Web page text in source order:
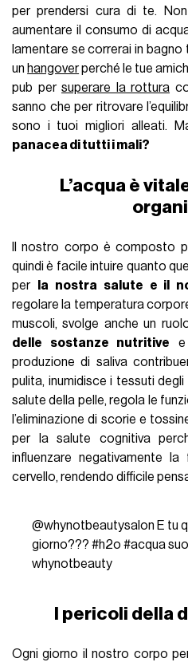
per prendersi cura di te. Non
aumentare il consumo di
lamentare se correrai in
un hangoverperché le tue
pub persuperare la rottura
sanno che per ritrovare
sono i tuoi migliori alleati.
panacea di tutti i mali?
L’acqua è
Il nostro corpo è composto
quindi è facile intuire quanto
per
la nostra salute e il
regolare la temperatura
muscoli, svolge anche un
delle sostanze nutritive e
produzione di saliva
pulita, inumidisce i tessuti
salute della pelle, regola le
l’eliminazione di scorie e
per la salute cognitiva
influenzare negativamente
cervello, rendendo difficile
@whynotbeautysalon E tu
giorno??? #h2o #acqua
whynotbeauty
I pericoli della
Ogni giorno il nostro corpo